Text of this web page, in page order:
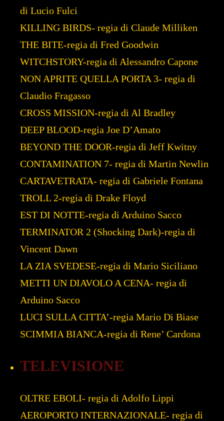
di Lucio Fulci
KILLING BIRDS- regia di Claude Milliken
THE BITE-regia di Fred Goodwin
WITCHSTORY-regia di Alessandro Capone
NON APRITE QUELLA PORTA 3- regia di
Claudio Fragasso
CROSS MISSION-regia di Al Bradley
DEEP BLOOD-regia Joe D’Amato
BEYOND THE DOOR-regia di Jeff Kwitny
CONTAMINATION 7- regia di Martin Newlin
CARTAVETRATA- regia di Gabriele Fontana
TROLL 2-regia di Drake Floyd
EST DI NOTTE-regia di Arduino Sacco
TERMINATOR 2 (Shocking Dark)-regia di
Vincent Dawn
LA ZIA SVEDESE-regia di Mario Siciliano
METTI UN DIAVOLO A CENA- regia di
Arduino Sacco
LUCI SULLA CITTA’-regia Mario Di Biase
SCIMMIA BIANCA-regia di Rene’ Cardona
TELEVISIONE
OLTRE EBOLI- regia di Adolfo Lippi
AEROPORTO INTERNAZIONALE- regia di